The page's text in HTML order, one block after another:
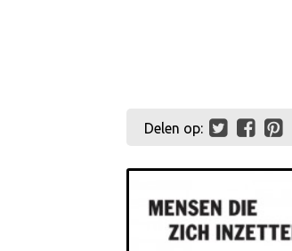
Delen op: